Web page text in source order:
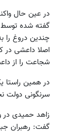
در عین حال
گفته شده توسط
چندین دروغ را
اصلا داعشی در
شجاعت را از
در همین راستا
سرنگونی دولت
زاهد حمیدی در
گفت: رهبران جبهه مخالفان قصد